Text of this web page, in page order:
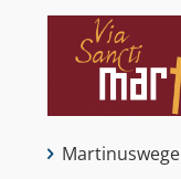
Martinuswege